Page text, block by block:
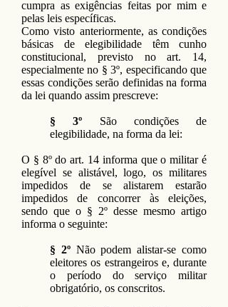
cumpra as exigências feitas por mim e
pelas leis específicas.
Como visto anteriormente, as condições
básicas de elegibilidade têm cunho
constitucional, previsto no art. 14,
especialmente no § 3º, especificando que
essas condições serão definidas na forma
da lei quando assim prescreve:
§ 3º São condições de
elegibilidade, na forma da lei:
O § 8º do art. 14 informa que o militar é
elegível se alistável, logo, os militares
impedidos de se alistarem estarão
impedidos de concorrer às eleições,
sendo que o § 2º desse mesmo artigo
informa o seguinte:
§ 2ºNão podem alistar-se como
eleitores os estrangeiros e, durante
o período do serviço militar
obrigatório, os conscritos.